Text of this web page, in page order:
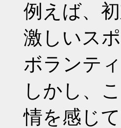
例えば、
激しいス
ボランテ
しかし、
情を感じて